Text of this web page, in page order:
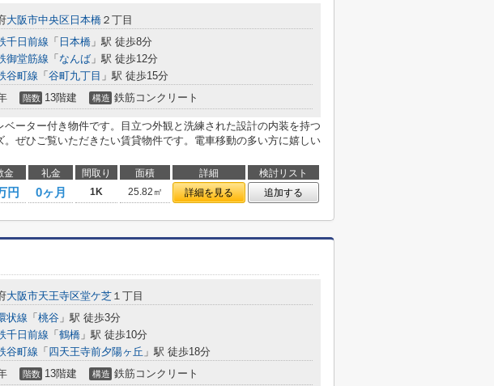
大阪市中央区 日本橋 ２丁目
千日前線 「 日本橋 」駅 徒歩8分
御堂筋線 「 なんば 」駅 徒歩12分
谷町線 「 谷町九丁目 」駅 徒歩15分
階数 13階建 構造 鉄筋コンクリート
ベーター付き物件です。目立つ外観と洗練された設計の内装を持つ
。ぜひご覧いただきたい賃貸物件です。電車移動の多い方に嬉しい
金 礼金 間取り 面積 詳細
検討リスト
円 0ヶ月 1K 25.82㎡ 詳細を見る 追加する
大阪市天王寺区堂ケ芝 １丁目
状線 「 桃谷 」駅 徒歩3分
千日前線 「 鶴橋 」駅 徒歩10分
谷町線 「 四天王寺前夕陽ヶ丘 」駅 徒歩18分
階数 13階建 構造 鉄筋コンクリート